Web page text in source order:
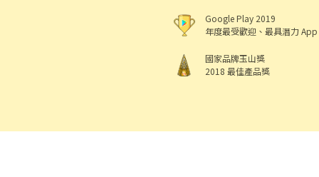
Google Play 2019
年度最受歡迎、最具潛力 App
國家品牌玉山獎
2018 最佳產品獎